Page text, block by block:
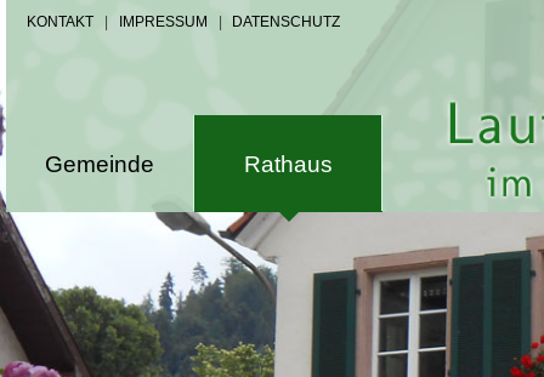
KONTAKT IMPRESSUM DATENSCHUTZ
Gemeinde Rathaus